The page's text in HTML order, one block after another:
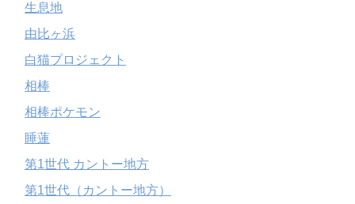
生息地
由比ヶ浜
白猫プロジェクト
相棒
相棒ポケモン
睡蓮
第1世代 カントー地方
第1世代（カントー地方）